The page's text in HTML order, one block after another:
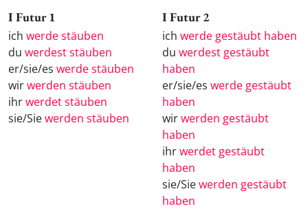
I Futur 1
ich werde stäuben
du werdest stäuben
er/sie/es werde stäuben
wirwerden stäuben
ihrwerdet stäuben
sie/Siewerden stäuben
I Futur 2
ich werde gestäubt haben
du werdest gestäubt
haben
er/sie/es werde gestäubt
haben
wirwerden gestäubt
haben
ihrwerdet gestäubt
haben
sie/Siewerden gestäubt
haben